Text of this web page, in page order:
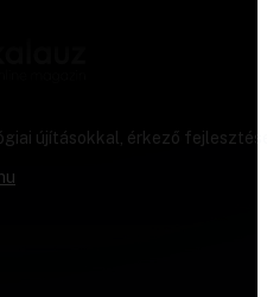
újításokkal, érkező